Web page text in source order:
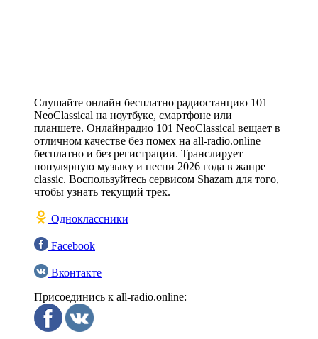
Слушайте онлайн бесплатно радиостанцию 101
NeoClassical на ноутбуке, смартфоне или
планшете. Онлайнрадио 101 NeoClassical вещает в
отличном качестве без помех на all-radio.online
бесплатно и без регистрации. Транслирует
популярную музыку и песни 2026 года в жанре
classic. Воспользуйтесь сервисом Shazam для того,
чтобы узнать текущий трек.
Одноклассники
Facebook
Вконтакте
Присоединись к all-radio.online: